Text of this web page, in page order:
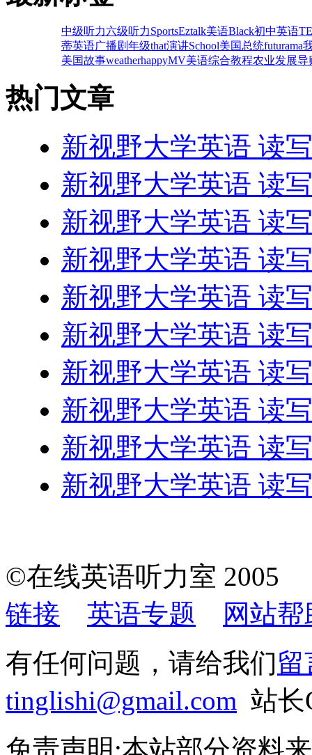
中级听力六级听力SportsEztalk美语Black初中英语
蒂英语广播剧年级that演讲School美国总统futurama
美国故事weatherhappyMV美语综合教程农业发展导
热门文章
新视野大学英语 读
新视野大学英语 读
新视野大学英语 读
新视野大学英语 读
新视野大学英语 读
新视野大学英语 读
新视野大学英语 读
新视野大学英语 读
新视野大学英语 读
新视野大学英语 读
©在线英语听力室
链接
英语专题
网站帮
有任何问题，请给我们留
tinglishi@gmail.com 站长
免责声明:本站部分资料